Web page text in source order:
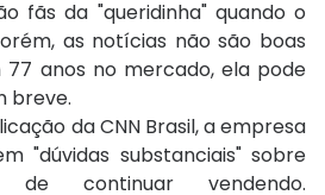
fãs da "queridinha" quando o
as notícias não são boas
anos no mercado, ela pode
breve.
da CNN Brasil, a empresa
"dúvidas substanciais" sobre
de continuar vendendo.